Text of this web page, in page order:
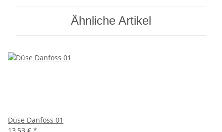
Ähnliche Artikel
Düse Danfoss 01